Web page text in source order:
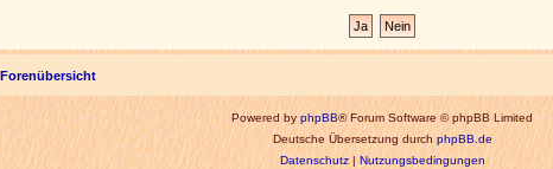
Powered byphpBB® Forum Software © phpBB Limited
Deutsche Übersetzung durchphpBB.de
Datenschutz|Nutzungsbedingungen